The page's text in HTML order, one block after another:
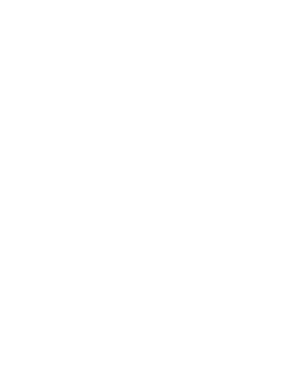
för att säkra din miljö.
klickkapningsskydd för att skydda
API-versionen är en
är en säkerhetskontroll som
låter HTTP-sidhuvudet
ursprung
och Cross-Origin Embedder